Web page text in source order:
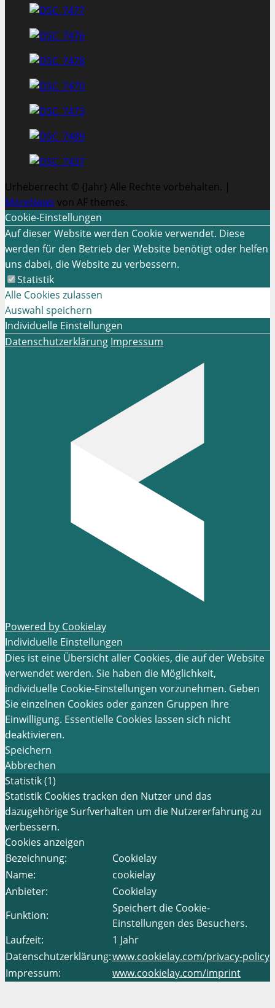
Urheberrecht © {Jahr} Alle Rechte vorbehalten. |
MoreNews von AF themes.
Cookie-Einstellungen
Auf dieser Website werden Cookie verwendet. Diese
werden für den Betrieb der Website benötigt oder helfen
uns dabei, die Website zu verbessern.
Statistik
Alle Cookies zulassen
Auswahl speichern
Individuelle Einstellungen
Datenschutzerklärung Impressum
Powered by Cookielay
Individuelle Einstellungen
Dies ist eine Übersicht aller Cookies, die auf der Website
verwendet werden. Sie haben die Möglichkeit,
individuelle Cookie-Einstellungen vorzunehmen. Geben
Sie einzelnen Cookies oder ganzen Gruppen Ihre
Einwilligung. Essentielle Cookies lassen sich nicht
deaktivieren.
Speichern
Abbrechen
Statistik (1)
Statistik Cookies tracken den Nutzer und das
dazugehörige Surfverhalten um die Nutzererfahrung zu
verbessern.
Cookies anzeigen
Bezeichnung:
Cookielay
Name:
cookielay
Anbieter:
Cookielay
Funktion:
Speichert die Cookie-
Einstellungen des Besuchers.
Laufzeit:
1 Jahr
Datenschutzerklärung:www.cookielay.com/privacy-policy
Impressum:
www.cookielay.com/imprint